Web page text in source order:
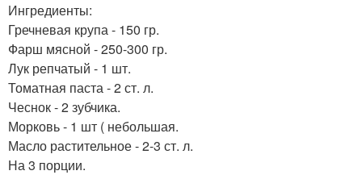
Ингредиенты:
Гречневая крупа - 150 гр.
Фарш мясной - 250-300 гр.
Лук репчатый - 1 шт.
Томатная паста - 2 ст. л.
Чеснок - 2 зубчика.
Морковь - 1 шт ( небольшая.
Масло растительное - 2-3 ст. л.
На 3 порции.